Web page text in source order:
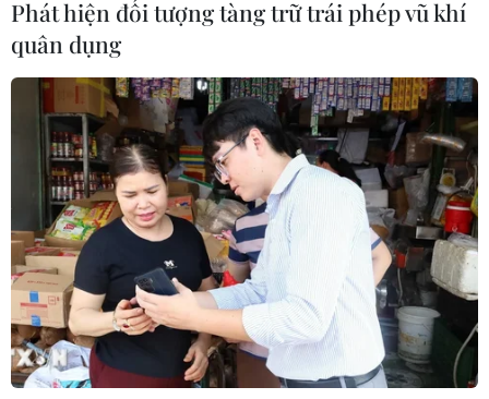
khoa học
05/08/2026 23:43
Thái Lan: Lạm phát hạ nhiệt nhưng
tiếp tục chịu sức ép từ giá năng
lượng
05/08/2026 22:59
Việt Nam-Lào đẩy mạnh hợp tác toàn
diện về quốc phòng
05/08/2026 14:58
Phát hiện đối tượng tàng trữ trái phép vũ khí
quân dụng